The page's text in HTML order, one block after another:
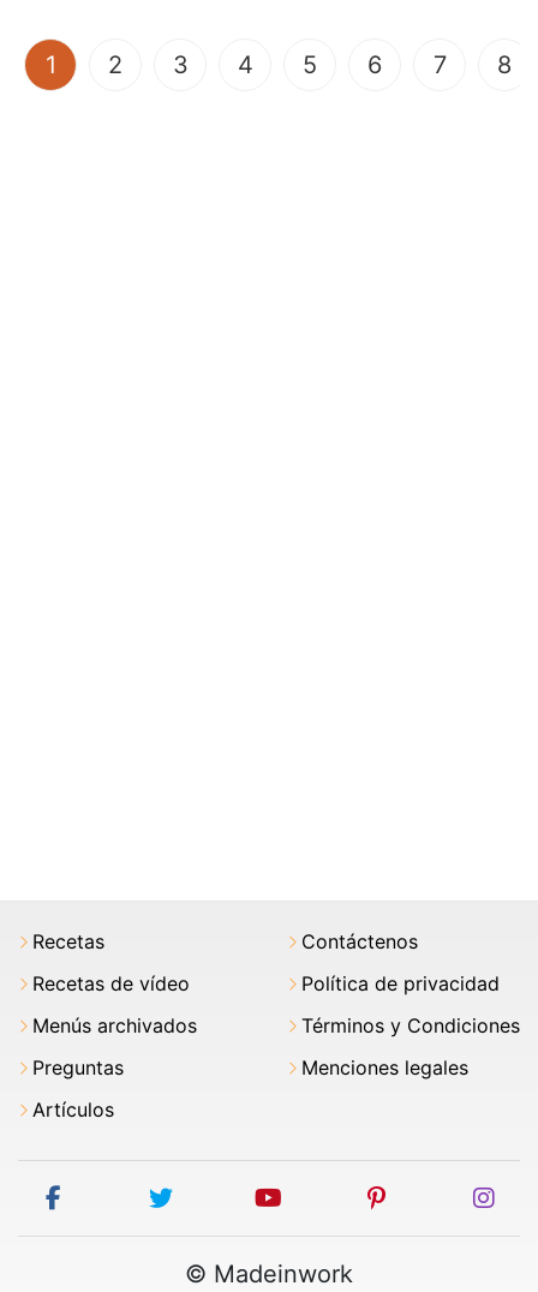
1 (current)
2 3 4 5 6 7 8
Recetas
Recetas de vídeo
Menús archivados
Preguntas
Artículos
Contáctenos
Política de privacidad
Términos y Condiciones
Menciones legales
facebook twitter youtube pinterest
© Madeinwork